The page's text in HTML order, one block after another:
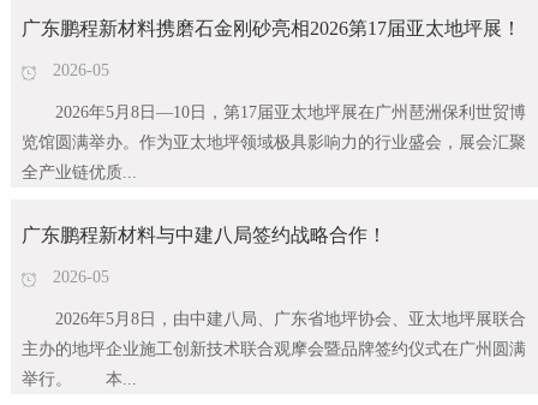
广东鹏程新材料携磨石金刚砂亮相2026第17届亚太地坪展！
2026-05
2026年5月8日—10日，第17届亚太地坪展在广州琶洲保利世贸博
览馆圆满举办。作为亚太地坪领域极具影响力的行业盛会，展会汇聚
全产业链优质...
广东鹏程新材料与中建八局签约战略合作！
2026-05
2026年5月8日，由中建八局、广东省地坪协会、亚太地坪展联合
主办的地坪企业施工创新技术联合观摩会暨品牌签约仪式在广州圆满
举行。 本...